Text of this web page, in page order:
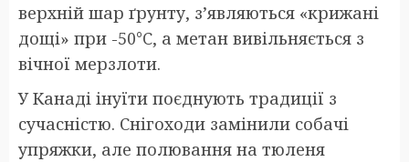
верхній шар ґрунту, з’являються «крижані
дощі» при -50°C, а метан вивільняється з
вічної мерзлоти.
У Канаді інуїти поєднують традиції з
сучасністю. Снігоходи замінили собачі
упряжки, але полювання на тюленя